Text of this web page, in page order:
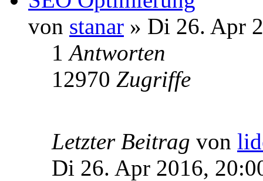
von stanar » Di 26. Apr
1Antworten
12970 Zugriffe
Letzter Beitrag von
Di 26. Apr 2016,